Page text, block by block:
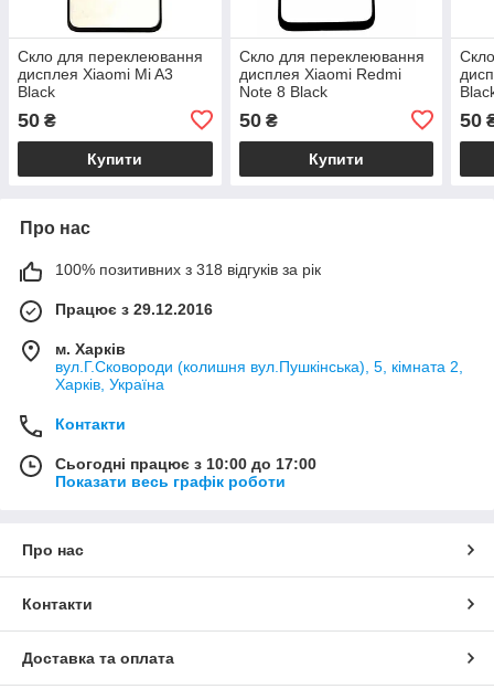
Скло для переклеювання
дисплея Xiaomi Mi A3
Black
50 ₴
Купити
Скло для переклеювання
дисплея Xiaomi Redmi
Note 8 Black
50₴
Купити
50
Про нас
100% позитивних з 318 відгуків за рік
Працює з 29.12.2016
м. Харків
вул.Г.Сковороди (колишня вул.Пушкінська), 5, кімната 2,
Харків, Україна
Контакти
Сьогодні працює з 10:00 до 17:00
Показати весь графік роботи
Про нас
Контакти
Доставка та оплата